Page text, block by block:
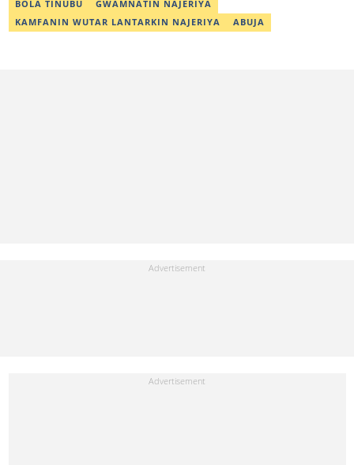
abdullahi.abubakar@corp.legit.ng.
BOLA TINUBU
GWAMNATIN NAJERIYA
KAMFANIN WUTAR LANTARKIN NAJERIYA
ABUJA